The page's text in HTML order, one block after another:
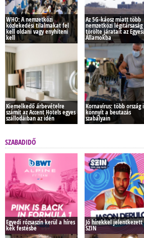
WHO: A nemzetközi
közlekedési tilalmakat fel
kell oldani vagy enyhíteni
kell
Az 5G-káosz miatt több
nemzetközi légitársaság
törölte járatait az
Államokba
Kiemelkedő árbevételre
számít az Accent Hotels egyes
szállodáiban az idén
Kornavírus: több ország
könnyít a beutazás
szabályain
SZABADIDŐ
Egyedi rózsaszín kerül a híres
kék festésbe
Jó hírekkel jelentkezett
SZIN